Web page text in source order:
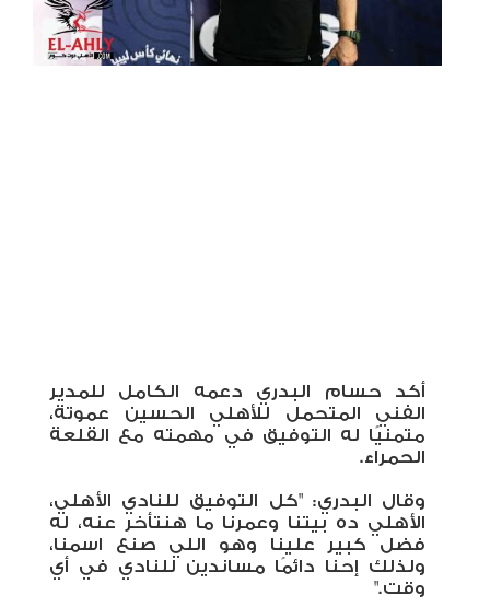
أكد حسام البدري دعمه الكامل للمدير
الفني المتحمل للأهلي الحسين عموتة،
متمنيًا له التوفيق في مهمته مع القلعة
الحمراء.
وقال البدري: "كل التوفيق للنادي الأهلي،
الأهلي ده بيتنا وعمرنا ما هنتأخر عنه، له
فضل كبير علينا وهو اللي صنع اسمنا،
ولذلك إحنا دائمًا مساندين للنادي في أي
وقت".